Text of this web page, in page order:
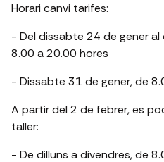
Horari canvi tarifes:
- Del dissabte 24 de gener
8.00 a 20.00 hores
- Dissabte 31 de gener, de
A partir del 2 de febrer, es
taller:
- De dilluns a divendres, de